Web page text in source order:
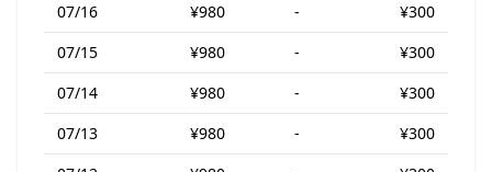
07/16 ¥980 -
¥300
07/15
¥980 -
¥300
07/14
¥980 -
¥300
07/13
¥980 -
¥300